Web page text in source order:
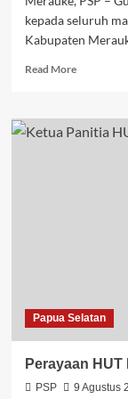
kepada seluruh
Kabupaten
Read MoreRead
PMI
Papua Selatan
Perayaan
PSP 9 Agustus